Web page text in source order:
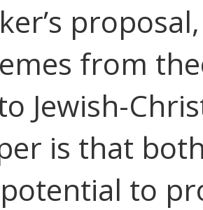
from
Jewish-
is that
to